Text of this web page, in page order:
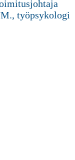
työpsykologi